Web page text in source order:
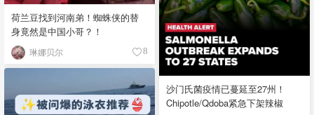
荷兰豆找到河南弟！蜘蛛侠的替
身竟然是中国小哥？！
琳娜贝尔 8
沙门氏菌疫情已蔓延至27州！
Chipotle/Qdoba紧急下架辣椒